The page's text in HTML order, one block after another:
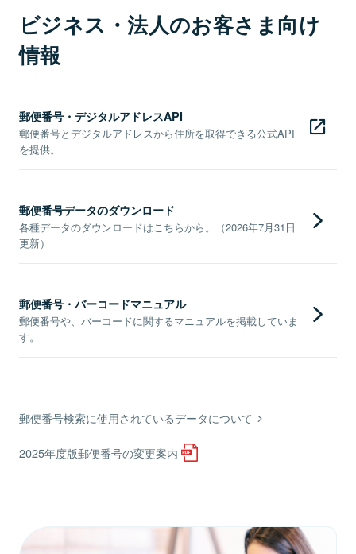
ビジネス・法人のお客さま向け
情報
郵便番号・デジタルアドレスAPI
郵便番号とデジタルアドレスから住所を取得できる公式API
を提供。
郵便番号データのダウンロード
各種データのダウンロードはこちらから。（2026年7月31日
更新）
郵便番号・バーコードマニュアル
郵便番号や、バーコードに関するマニュアルを掲載していま
す。
郵便番号検索に使用されているデータについて
2025年度版郵便番号の変更案内